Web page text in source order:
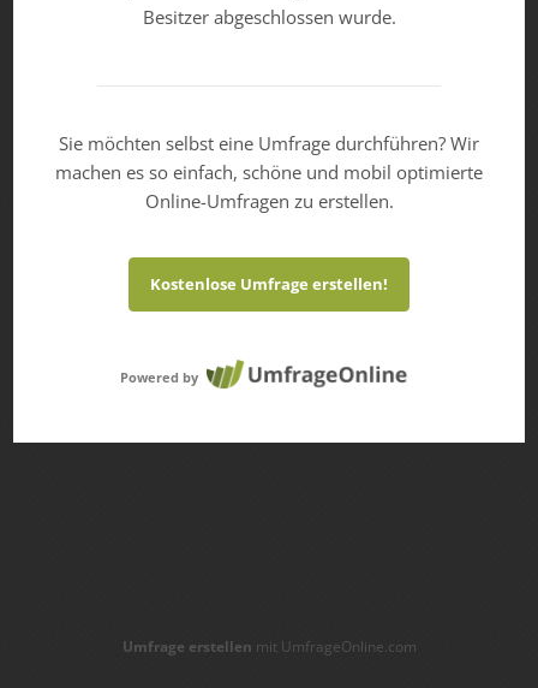
Besitzer abgeschlossen wurde.
Sie möchten selbst eine Umfrage durchführen? Wir
machen es so einfach, schöne und mobil optimierte
Online-Umfragen zu erstellen.
Kostenlose Umfrage erstellen!
Powered by
Umfrage erstellen mit UmfrageOnline.com